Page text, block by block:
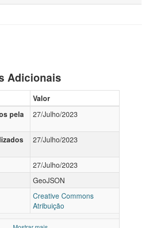
Adicionais
Valor
pela
27/Julho/2023
27/Julho/2023
27/Julho/2023
GeoJSON
Creative Commons
Atribuição